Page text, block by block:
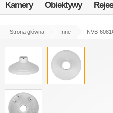
Kamery Obiektywy
Strona główna Inne NVB-